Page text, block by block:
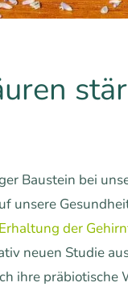
Baustein bei
unsere
Erhaltung der
neuen Studie
ihre